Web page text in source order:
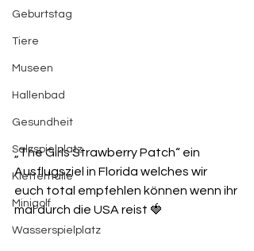
Geburtstag
Tiere
Museen
Hallenbad
Gesundheit
Salzspielplatz
Kletterhalle
Minigolf
Wasserspielplatz
„The Girls Strawberry Patch“ ein
Ausflugsziel in Florida welches wir
euch total empfehlen können wenn ihr
mal durch die USA reist 🍓